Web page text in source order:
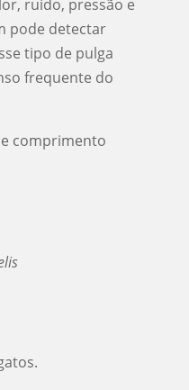
ruído, pressão e
pode detectar
tipo de pulga
frequente do
comprimento